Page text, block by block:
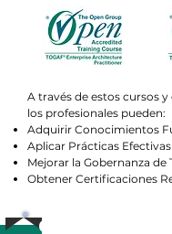
A través de estos cursos
los profesionales pueden:
Adquirir Conocimientos
Aplicar Prácticas Efectivas
Mejorar la Gobernanza de
Obtener Certificaciones
Conoce